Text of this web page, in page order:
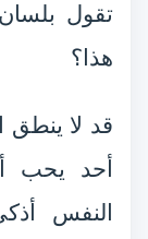
تقول
هذا؟
قد لا ينطق
أحد يحب
النفس